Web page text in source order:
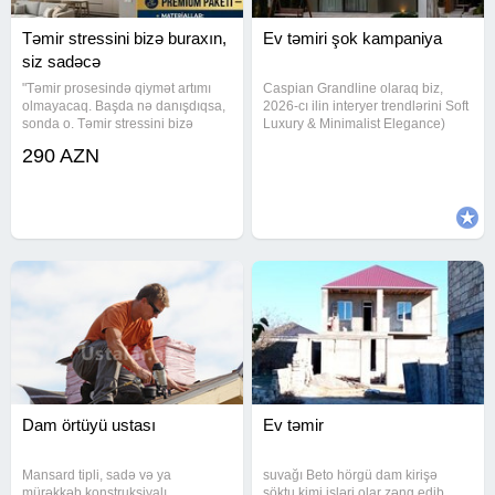
Təmir stressini bizə buraxın,
siz sadəcə
"Təmir prosesində qiymət artımı
olmayacaq. Başda nə danışdıqsa,
sonda o. Təmir stressini bizə
çıxarın! Caspian Grandline olaraq
290 AZN
Ev təmiri şok kampaniya
Caspian Grandline olaraq biz,
2026-cı ilin interyer trendlərini Soft
Luxury & Minimalist Elegance)
Dam örtüyü ustası
Mansard tipli, sadə və ya
Ev təmir
suvağı Beto hörgü dam kirişə